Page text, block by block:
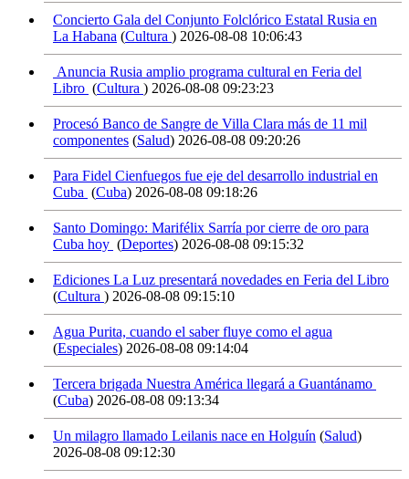
Concierto Gala del Conjunto Folclórico Estatal Rusia en
La Habana (Cultura ) 2026-08-08 10:06:43
Anuncia Rusia amplio programa cultural en Feria del
Libro (Cultura ) 2026-08-08 09:23:23
Procesó Banco de Sangre de Villa Clara más de 11 mil
componentes (Salud) 2026-08-08 09:20:26
Para Fidel Cienfuegos fue eje del desarrollo industrial en
Cuba (Cuba) 2026-08-08 09:18:26
Santo Domingo: Marifélix Sarría por cierre de oro para
Cuba hoy (Deportes) 2026-08-08 09:15:32
Ediciones La Luz presentará novedades en Feria del Libro
(Cultura ) 2026-08-08 09:15:10
Agua Purita, cuando el saber fluye como el agua
(Especiales) 2026-08-08 09:14:04
Tercera brigada Nuestra América llegará a Guantánamo
(Cuba) 2026-08-08 09:13:34
Un milagro llamado Leilanis nace en Holguín (Salud)
2026-08-08 09:12:30